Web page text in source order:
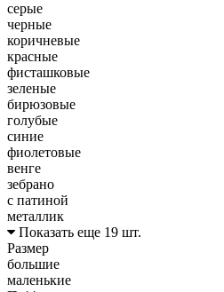
серые
черные
коричневые
красные
фисташковые
зеленые
бирюзовые
голубые
синие
фиолетовые
венге
зебрано
с патиной
металлик
Показать еще 19 шт.
Размер
большие
маленькие